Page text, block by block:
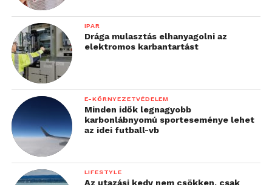
IPAR
Drága mulasztás elhanyagolni az
elektromos karbantartást
E-KÖRNYEZETVÉDELEM
Minden idők legnagyobb
karbonlábnyomú sporteseménye lehet
az idei futball-vb
LIFESTYLE
Az utazási kedv nem csökken, csak